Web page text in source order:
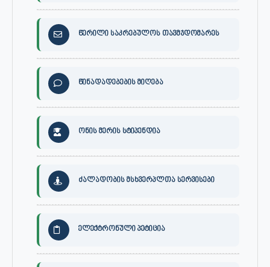
წერილი საკრებულოს თავმჯდომარეს
წინადადებების მიღება
ონის მერის სტიპენდია
ძალადობის მსხვერპლთა სერვისები
ელექტრონული პეტიცია